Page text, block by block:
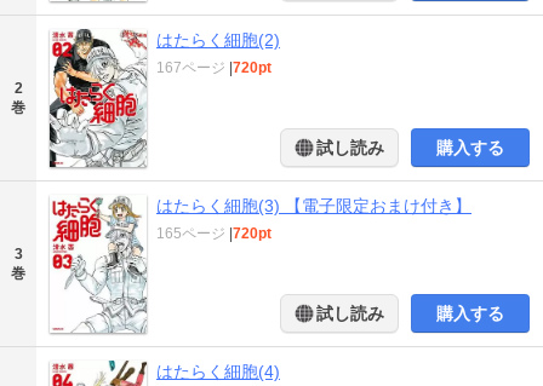
2
巻
はたらく細胞(2)
167ページ 720pt
試し読み 購入する
3
巻
はたらく細胞(3) 【電子限定おまけ付き】
165ページ 720pt
試し読み 購入する
はたらく細胞(4)